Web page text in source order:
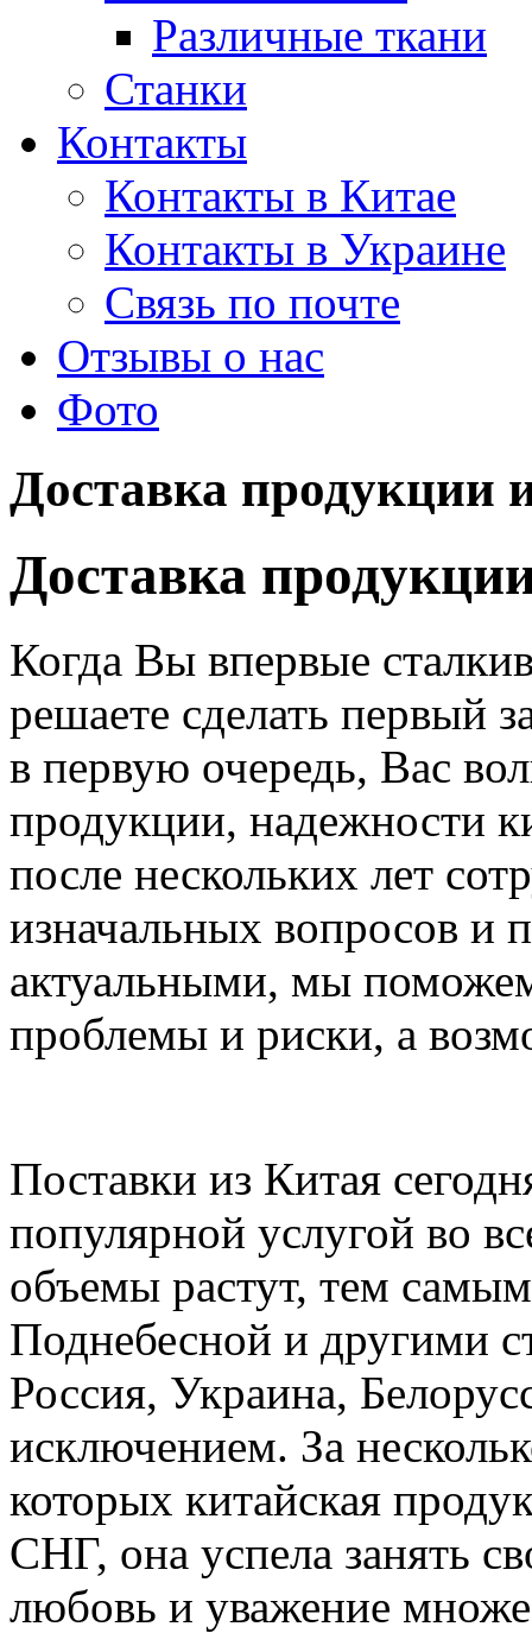
Различные ткани
Станки
Контакты
Контакты в Китае
Контакты в Украине
Связь по почте
Отзывы о нас
Фото
Доставка продукции
Доставка
Когда Вы впервые
решаете сделать первый
в первую очередь, Вас
продукции, надежности
после нескольких лет
изначальных вопросов и
актуальными, мы
проблемы и риски, а
Поставки из Китая
популярной услугой во
объемы растут, тем
Поднебесной и другими
Россия, Украина,
исключением. За
которых китайская
СНГ, она успела занять
любовь и уважение